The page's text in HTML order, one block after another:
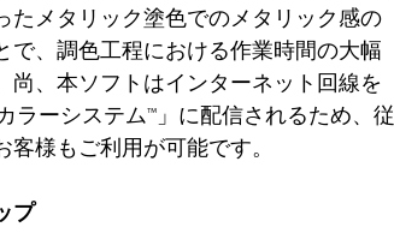
たメタリック塗色でのメタリック感の
で、調色工程における作業時間の大幅
尚、本ソフトはインターネット回線を
ラーシステム™」に配信されるため、従
様もご利用が可能です。
プ